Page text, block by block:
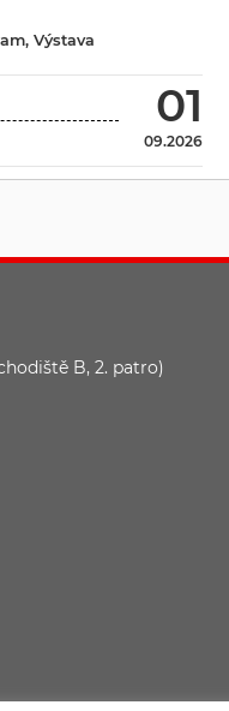
01
09.2026
, Výstava
B, 2. patro)